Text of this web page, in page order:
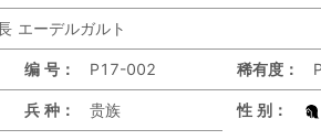
エーデルガルト
编 号： P17-002 稀有度：
兵 种： 贵族 性 别：